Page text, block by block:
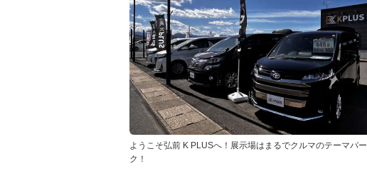
ようこそ弘前 K PLUSへ！展示場はまるでクルマのテーマパー
ク！